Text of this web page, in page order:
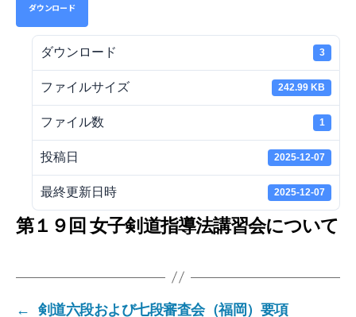
ダウンロード
ダウンロード 3
ファイルサイズ 242.99 KB
ファイル数 1
投稿日 2025-12-07
最終更新日時 2025-12-07
第１９回 女子剣道指導法講習会について
←
剣道六段および七段審査会（福岡）要項